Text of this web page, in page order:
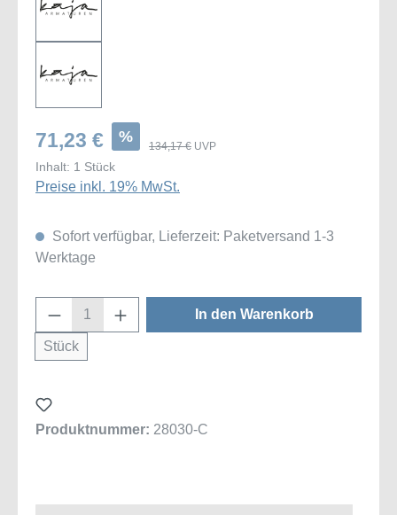
71,23 € %
134,17 € UVP
Inhalt: 1 Stück
Preise inkl. 19% MwSt.
Sofort verfügbar, Lieferzeit: Paketversand 1-3
Werktage
Produkt Anzahl: Gib den gewünschten
Stück
In den Warenkorb
Produktnummer: 28030-C